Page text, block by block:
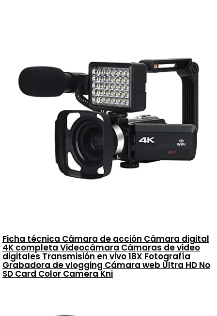
Ficha técnica Cámara de acción Cámara digital
4K completa Videocámara Cámaras de video
digitales Transmisión en vivo 18X Fotografía
Grabadora de vlogging Cámara web Ultra HD No
SD Card Color Camera Kni